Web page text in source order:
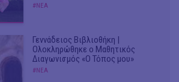
#ΝΕΑ
Γεννάδειος Βιβλιοθήκη |
Ολοκληρώθηκε ο Μαθητικός
Διαγωνισμός «Ο Τόπος μου»
#ΝΕΑ